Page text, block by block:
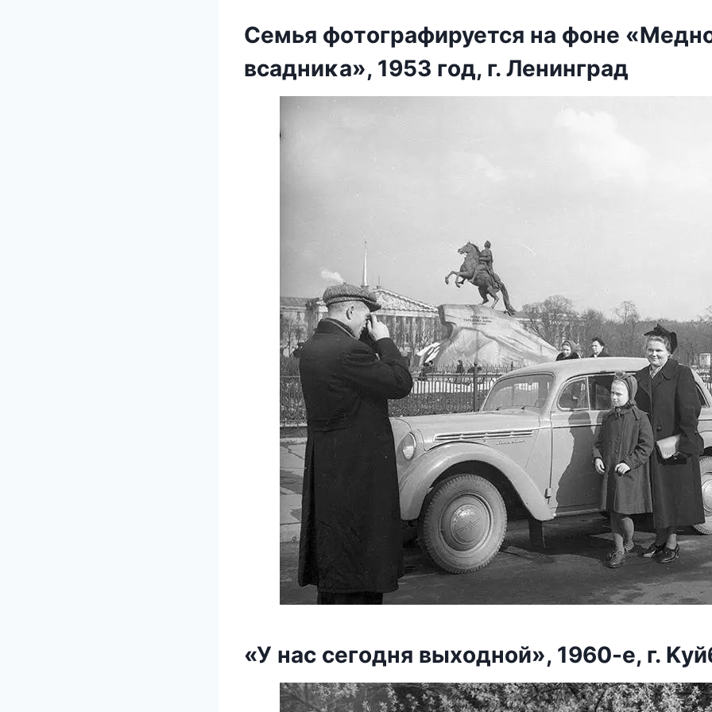
Семья фοтοграфируется на фοне
всадниκа», 1953 гοд, г. Ленинград
«У нас сегοдня выхοднοй», 1960-е, г.